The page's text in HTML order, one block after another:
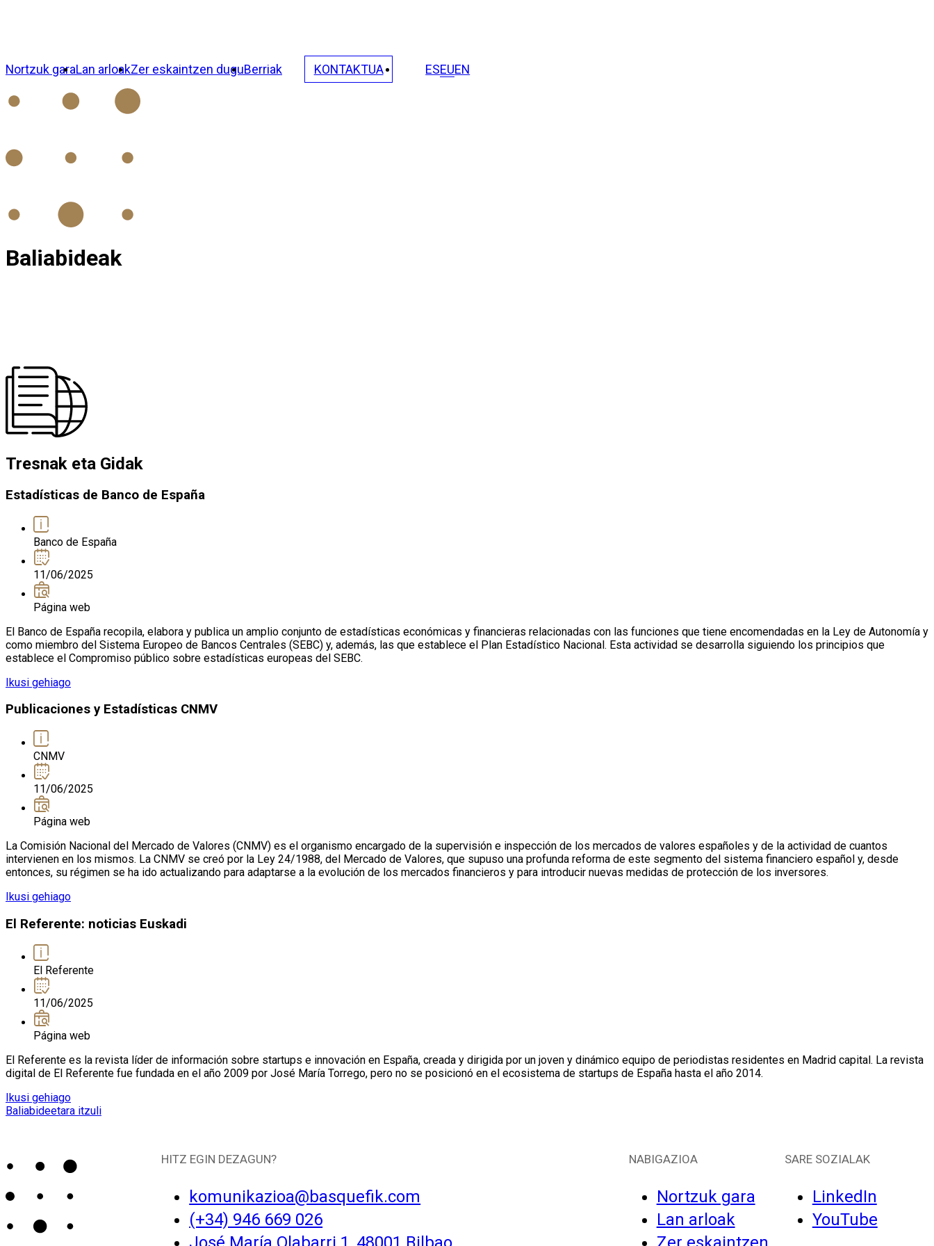
Nortzuk garaLan arloakZer eskaintzen duguBerriak KONTAKTUA ESEUEN
Baliabideak
Tresnak eta Gidak
Estadísticas de Banco de España
Banco de España
11/06/2025
Página web
El Banco de España recopila, elabora y publica un amplio conjunto de estadísticas económicas y financieras relacionadas con las funciones que tiene encomendadas en la Ley de Autonomía y
como miembro del Sistema Europeo de Bancos Centrales (SEBC) y, además, las que establece el Plan Estadístico Nacional. Esta actividad se desarrolla siguiendo los principios que
establece el Compromiso público sobre estadísticas europeas del SEBC.
Ikusi gehiago
Publicaciones y Estadísticas CNMV
CNMV
11/06/2025
Página web
La Comisión Nacional del Mercado de Valores (CNMV) es el organismo encargado de la supervisión e inspección de los mercados de valores españoles y de la actividad de cuantos
intervienen en los mismos. La CNMV se creó por la Ley 24/1988, del Mercado de Valores, que supuso una profunda reforma de este segmento del sistema financiero español y, desde
entonces, su régimen se ha ido actualizando para adaptarse a la evolución de los mercados financieros y para introducir nuevas medidas de protección de los inversores.
Ikusi gehiago
El Referente: noticias Euskadi
El Referente
11/06/2025
Página web
El Referente es la revista líder de información sobre startups e innovación en España, creada y dirigida por un joven y dinámico equipo de periodistas residentes en Madrid capital. La revista
digital de El Referente fue fundada en el año 2009 por José María Torrego, pero no se posicionó en el ecosistema de startups de España hasta el año 2014.
Ikusi gehiago
Baliabideetara itzuli
HITZ EGIN DEZAGUN?
komunikazioa@basquefik.com
(+34) 946 669 026
NABIGAZIOA
Nortzuk gara
Lan arloak
SARE SOZIALAK
LinkedIn
YouTube